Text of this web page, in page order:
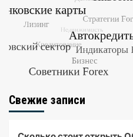
Свежие записи